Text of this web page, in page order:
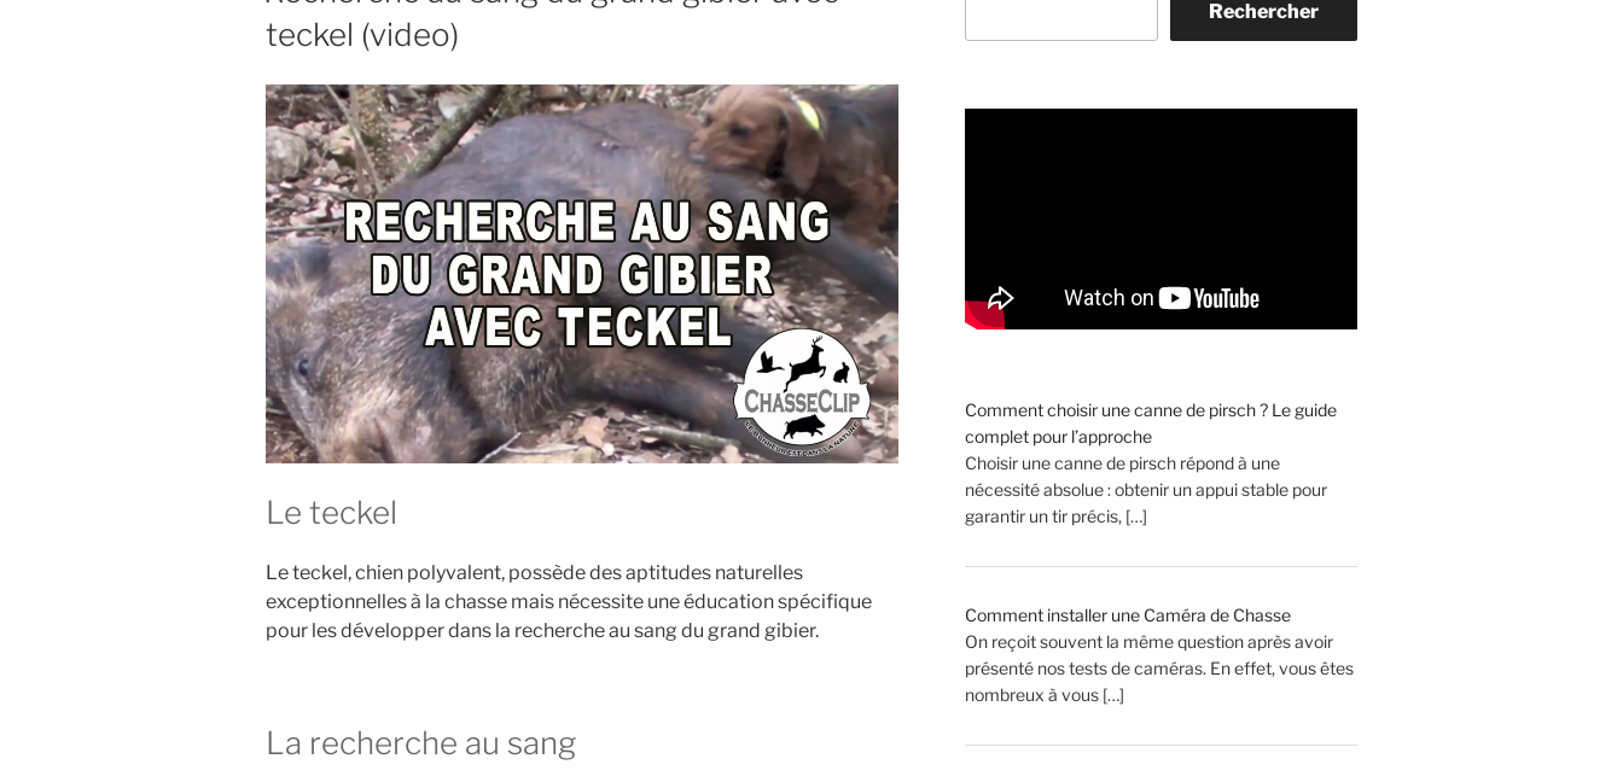
I
E
teckel (video)
Le teckel
Le teckel, chien polyvalent, possède des aptitudes naturelles
exceptionnelles à la chasse mais nécessite une éducation spécifique
pour les développer dans la recherche au sang du grand gibier.
La recherche au sang
Rechercher
Comment choisir une canne de pirsch ? Le guide
complet pour l’approche
Choisir une canne de pirsch répond à une
nécessité absolue : obtenir un appui stable pour
garantir un tir précis, […]
Comment installer une Caméra de Chasse
On reçoit souvent la même question après avoir
présenté nos tests de caméras. En effet, vous êtes
nombreux à vous […]